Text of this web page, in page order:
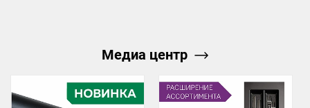
Медиа центр